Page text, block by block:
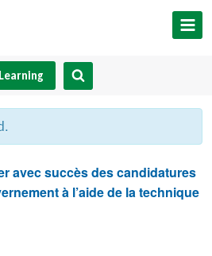
avec succès des candidatures
à l’aide de la technique